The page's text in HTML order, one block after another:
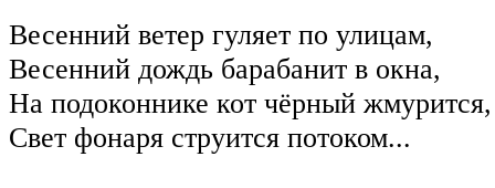
Весенний ветер гуляет по улицам,
Весенний дождь барабанит в окна,
На подоконнике кот чёрный жмурится,
Свет фонаря струится потоком...